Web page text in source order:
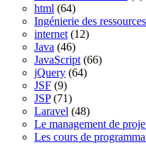
html (64)
Ingénierie des
internet (12)
Java (46)
JavaScript (66)
jQuery (64)
JSF (9)
JSP(71)
Laravel (48)
Le management de
Les cours de